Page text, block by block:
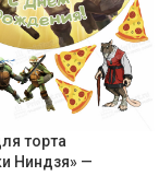
торта
Ниндзя» —